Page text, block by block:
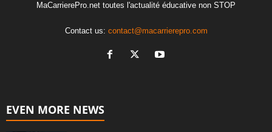
MaCarrierePro.net toutes l'actualité éducative non STOP
Contact us: contact@macarrierepro.com
EVEN MORE NEWS